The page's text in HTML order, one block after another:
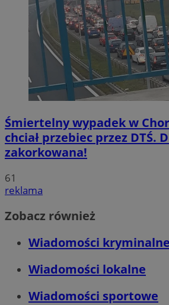
Śmiertelny wypadek w
chciał przebiec przez DTŚ.
zakorkowana!
61
reklama
Zobacz również
Wiadomości
Wiadomości lokalne
Wiadomości sportowe